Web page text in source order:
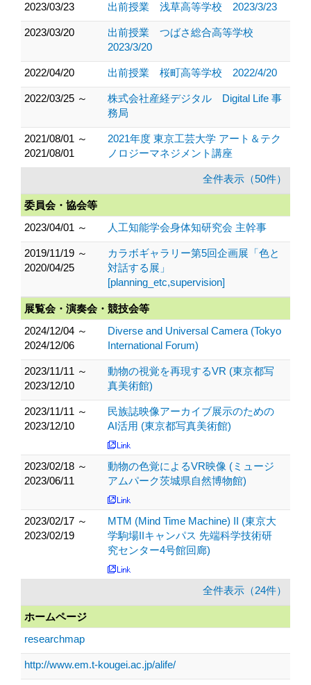
2023/03/23
出前授業 浅草高等学校 2023/3/23
2023/03/20
出前授業 つばさ総合高等学校
2023/3/20
2022/04/20 出前授業 桜町高等学校 2022/4/20
2022/03/25 ～
株式会社産経デジタル Digital Life 事
務局
2021/08/01 ～
2021/08/01
2021年度 東京工芸大学 アート＆テク
ノロジーマネジメント講座
全件表示（50件）
委員会・協会等
2023/04/01 ～
人工知能学会身体知研究会 主幹事
2019/11/19 ～
2020/04/25
カラボギャラリー第5回企画展「色と
対話する展」
[planning_etc,supervision]
展覧会・演奏会・競技会等
2024/12/04 ～
2024/12/06
Diverse and Universal Camera (Tokyo
International Forum)
2023/11/11 ～
2023/12/10
動物の視覚を再現するVR (東京都写
真美術館)
2023/11/11 ～
2023/12/10
民族誌映像アーカイブ展示のための
AI活用 (東京都写真美術館)
2023/02/18 ～
2023/06/11
動物の色覚によるVR映像 (ミュージ
アムパーク茨城県自然博物館)
2023/02/17 ～
2023/02/19
MTM (Mind Time Machine) II (東京大
学駒場IIキャンパス 先端科学技術研
究センター4号館回廊)
全件表示（24件）
ホームページ
researchmap
http://www.em.t-kougei.ac.jp/alife/